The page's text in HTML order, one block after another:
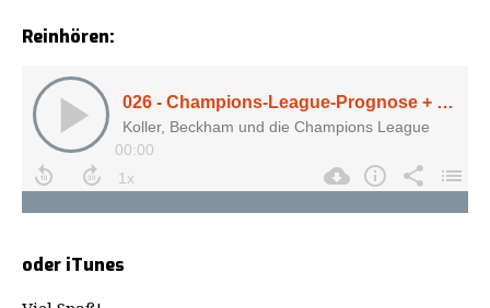
Reinhören:
oder iTunes